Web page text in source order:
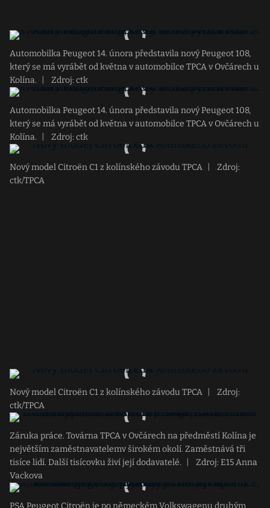
Automobilka Peugeot 14. února představila nový Peugeot 108,
který se má vyrábět od května v automobilce TPCA v Ovčárech u
Kolína.
Zdroj: ctk
Automobilka Peugeot 14. února představila nový Peugeot 108,
který se má vyrábět od května v automobilce TPCA v Ovčárech u
Kolína.
Zdroj: ctk
Nový model Citroën C1 z kolínského závodu TPCA
Zdroj:
ctk/TPCA
Nový model Citroën C1 z kolínského závodu TPCA
Zdroj:
ctk/TPCA
Záruka práce. Továrna TPCA v Ovčárech na předměstí Kolína je
největším zaměstnavatelemv širokém okolí. Zaměstnává tři
tisíce lidí. Další tisícovku živí její dodavatelé.
Zdroj: E15 Anna
Vackova
PSA Peugeot Citroën je po německém Volkswagenu druhým